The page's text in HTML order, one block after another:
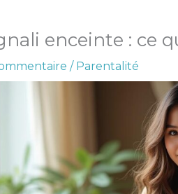
enceinte : ce
/ Parentalité